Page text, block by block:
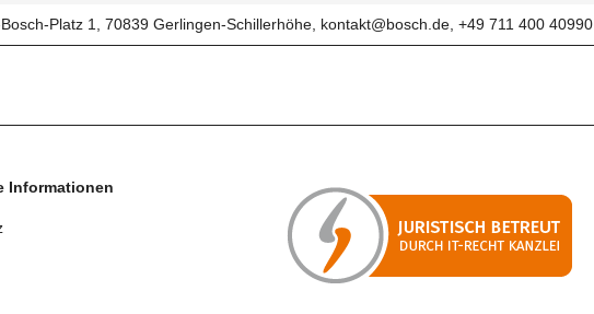
Platz 1, 70839 Gerlingen-Schillerhöhe, kontakt@bosch.de, +49 711 400 40990
Informationen